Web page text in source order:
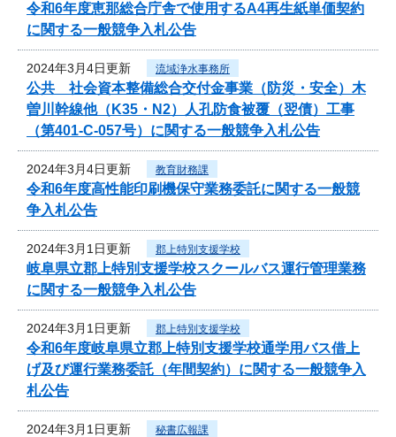
令和6年度恵那総合庁舎で使用するA4再生紙単価契約
に関する一般競争入札公告
2024年3月4日更新 流域浄水事務所
公共 社会資本整備総合交付金事業（防災・安全）木
曽川幹線他（K35・N2）人孔防食被覆（翌債）工事
（第401-C-057号）に関する一般競争入札公告
2024年3月4日更新 教育財務課
令和6年度高性能印刷機保守業務委託に関する一般競
争入札公告
2024年3月1日更新 郡上特別支援学校
岐阜県立郡上特別支援学校スクールバス運行管理業務
に関する一般競争入札公告
2024年3月1日更新 郡上特別支援学校
令和6年度岐阜県立郡上特別支援学校通学用バス借上
げ及び運行業務委託（年間契約）に関する一般競争入
札公告
2024年3月1日更新 秘書広報課